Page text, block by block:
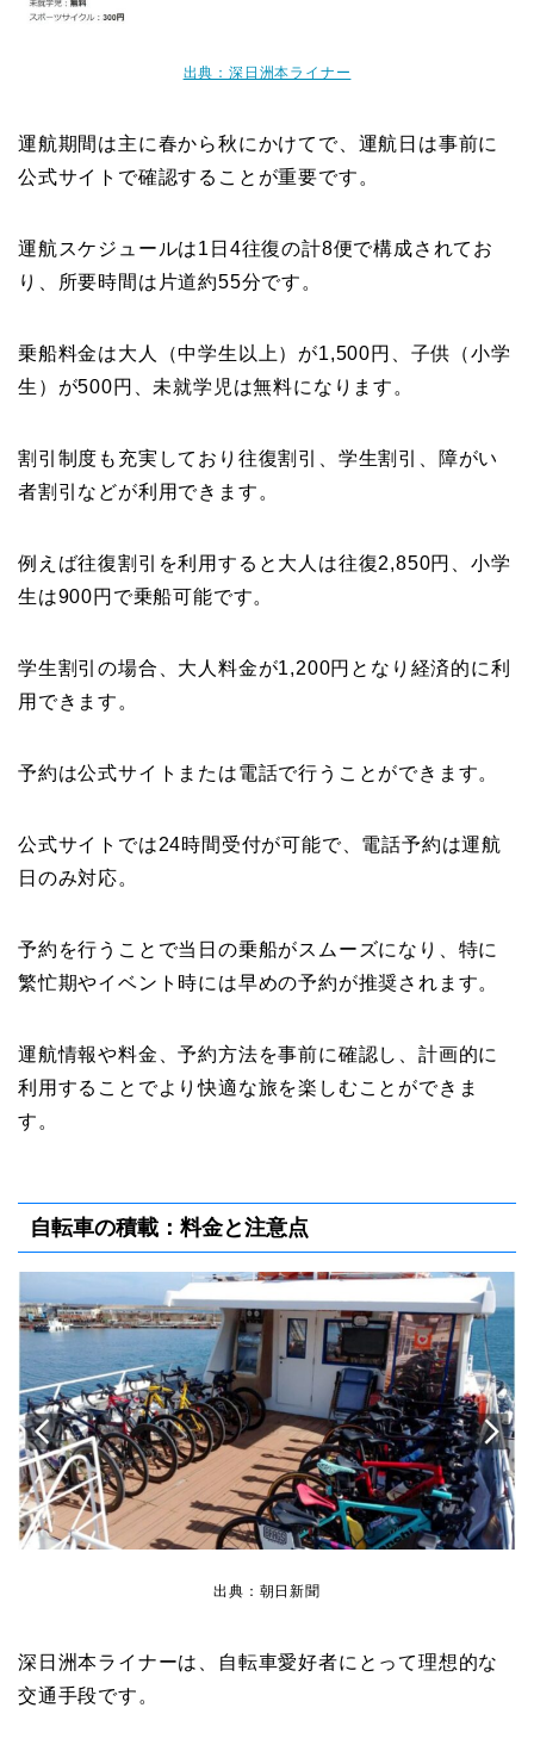
出典：深日洲本ライナー
運航期間は主に春から秋にかけてで、運航日は事前に
公式サイトで確認することが重要です。
運航スケジュールは1日4往復の計8便で構成されてお
り、所要時間は片道約55分です。
乗船料金は大人（中学生以上）が1,500円、子供（小学
生）が500円、未就学児は無料になります。
割引制度も充実しており往復割引、学生割引、障がい
者割引などが利用できます。
例えば往復割引を利用すると大人は往復2,850円、小学
生は900円で乗船可能です。
学生割引の場合、大人料金が1,200円となり経済的に利
用できます。
予約は公式サイトまたは電話で行うことができます。
公式サイトでは24時間受付が可能で、電話予約は運航
日のみ対応。
予約を行うことで当日の乗船がスムーズになり、特に
繁忙期やイベント時には早めの予約が推奨されます。
運航情報や料金、予約方法を事前に確認し、計画的に
利用することでより快適な旅を楽しむことができま
す。
自転車の積載：料金と注意点
出典：朝日新聞
深日洲本ライナーは、自転車愛好者にとって理想的な
交通手段です。